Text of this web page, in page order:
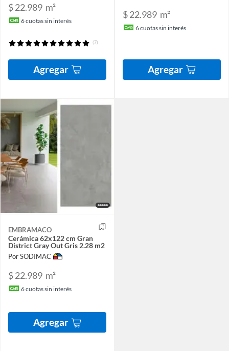
$ 22.989 m²
6cuotas sin interés
(7)
Agregar
$ 22.989 m²
6cuotas sin interés
Agregar
EMBRAMACO
Cerámica 62x122 cm Gran
District Gray Out Gris 2.28 m2
Por SODIMAC
$ 22.989 m²
6cuotas sin interés
Agregar